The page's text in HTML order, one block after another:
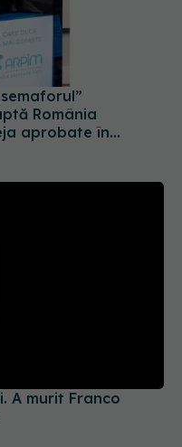
România
aprobate în